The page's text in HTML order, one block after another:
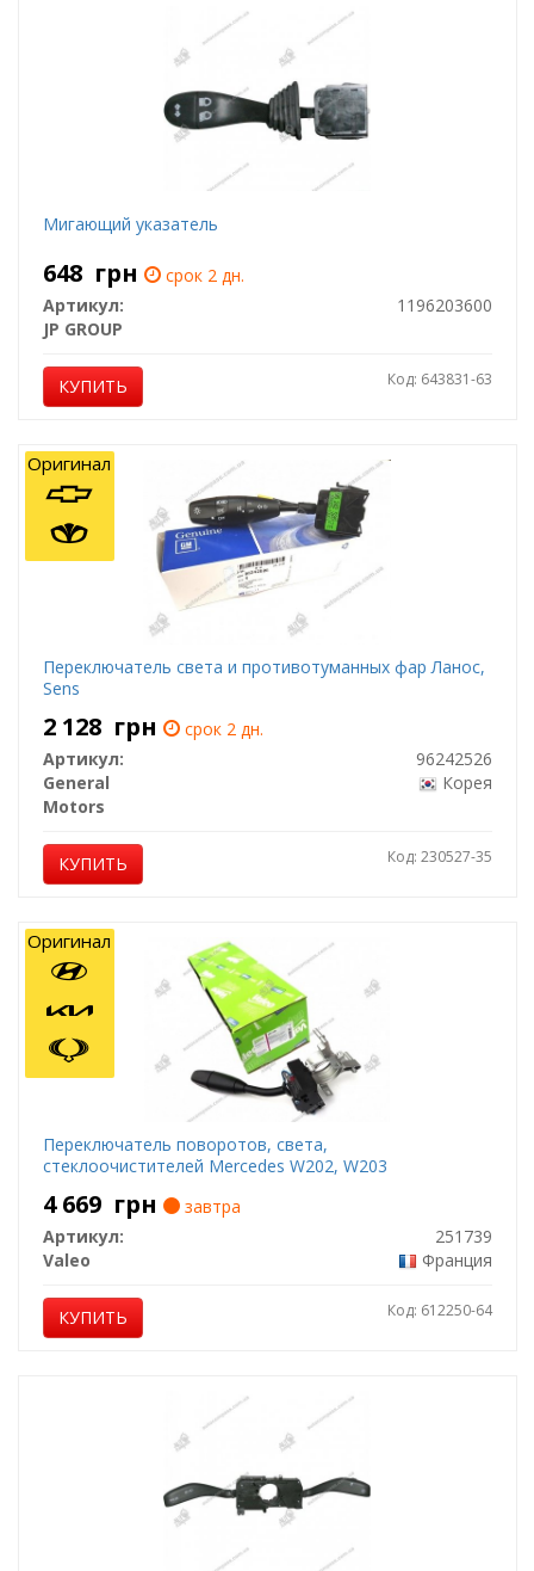
Мигающий указатель
648 грн
срок 2 дн.
Артикул:
1196203600
JP GROUP
КУПИТЬ Код: 643831-63
Переключатель света и противотуманных фар Ланос,
Sens
2 128 грн
срок 2 дн.
Артикул:
96242526
General
Motors
Корея
КУПИТЬ Код: 230527-35
Оригинал
Переключатель поворотов, света,
стеклоочистителей Mercedes W202, W203
4 669 грн
завтра
Артикул:
251739
Valeo
Франция
КУПИТЬ Код: 612250-64
Оригинал